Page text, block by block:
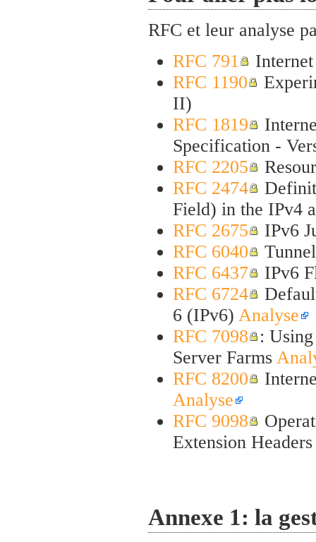
RFC et leur analyse
RFC 791
RFC 1190
II)
RFC 1819
Specification -
RFC 2205
RFC 2474
Field) in the IPv4
RFC 2675
IPv6
RFC 6040
RFC 6437
IPv6
RFC 6724
6 (IPv6) Analyse
RFC 7098
:
Server Farms
RFC 8200
Analyse
RFC 9098
Extension Headers
Annexe 1: la